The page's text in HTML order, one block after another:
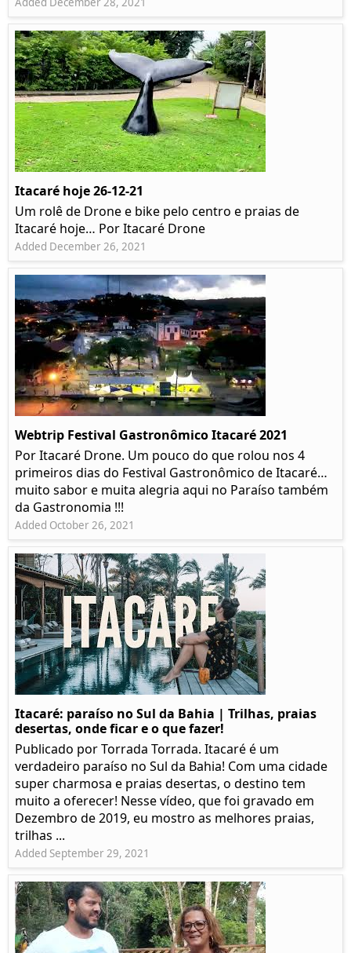
Itacaré hoje 26-12-21
Um rolê de Drone e bike pelo centro e praias de
Itacaré hoje… Por Itacaré Drone
Added December 26, 2021
Webtrip Festival Gastronômico Itacaré 2021
Por Itacaré Drone. Um pouco do que rolou nos 4
primeiros dias do Festival Gastronômico de Itacaré…
muito sabor e muita alegria aqui no Paraíso também
da Gastronomia !!!
Added October 26, 2021
Itacaré: paraíso no Sul da Bahia | Trilhas, praias
desertas, onde ficar e o que fazer!
Publicado por Torrada Torrada. Itacaré é um
verdadeiro paraíso no Sul da Bahia! Com uma cidade
super charmosa e praias desertas, o destino tem
muito a oferecer! Nesse vídeo, que foi gravado em
Dezembro de 2019, eu mostro as melhores praias,
trilhas ...
Added September 29, 2021